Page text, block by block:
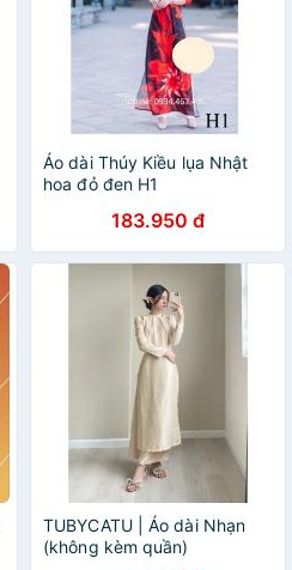
Áo dài Thúy Kiều lụa Nhật
hoa đỏ đen H1
183.950 đ
TUBYCATU | Áo dài Nhạn
(không kèm quần)